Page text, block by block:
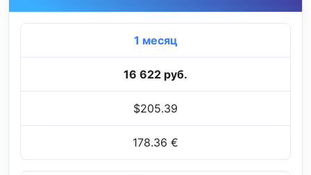
1 месяц
16 622 руб.
$205.39
178.36 €